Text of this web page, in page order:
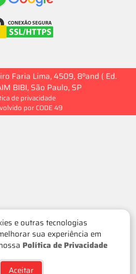
e outras tecnologias
sua experiência em
Política de Privacidade
Aceitar
Faria Lima, 4509, 8ºand ( Ed.
BIBI, São Paulo, SP
de privacidade
por CODE 49